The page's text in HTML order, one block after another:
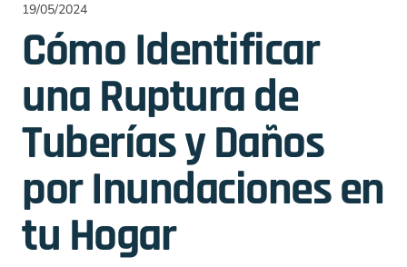
19/05/2024
Cómo Identificar
una Ruptura de
Tuberías y Daños
por Inundaciones en
tu Hogar